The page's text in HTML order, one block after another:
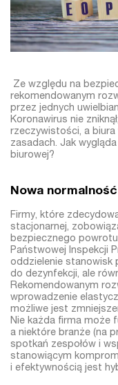
Ze względu na
rekomendowanym
przez jednych
Koronawirus nie
rzeczywistości, a biura
zasadach. Jak
biurowej?
Nowa
Firmy, które
stacjonarnej,
bezpiecznego
Państwowej Inspekcji
oddzielenie stanowisk
do dezynfekcji, ale
Rekomendowanym
wprowadzenie
możliwe jest
Nie każda firma może
a niektóre branże (na
spotkań zespołów i
stanowiącym
i efektywnością jest